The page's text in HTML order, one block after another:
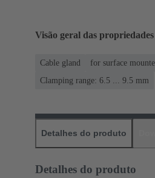
Visão geral das propriedades
Cable gland
for surface
Clamping range: 6.5 ... 9.5 mm
Detalhes do produto
Detalhes do produto